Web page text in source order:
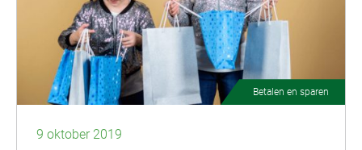
Betalen en sparen
9 oktober 2019